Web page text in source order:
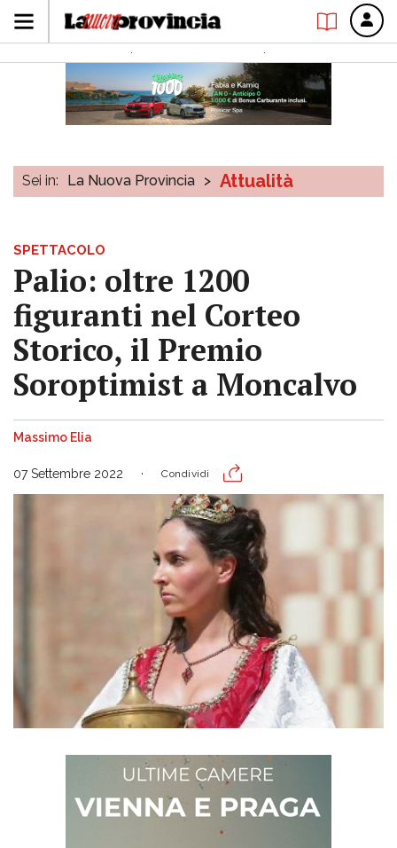
Sei in: La Nuova Provincia > Attualità
SPETTACOLO
Palio: oltre 1200
figuranti nel Corteo
Storico, il Premio
Soroptimist a Moncalvo
Massimo Elia
07 Settembre 2022 Condividi